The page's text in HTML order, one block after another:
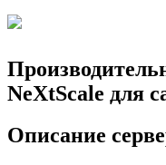
NeXtScale для
Описание